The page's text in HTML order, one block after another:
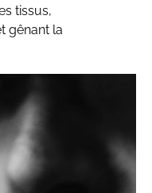
tissus,
gênant la